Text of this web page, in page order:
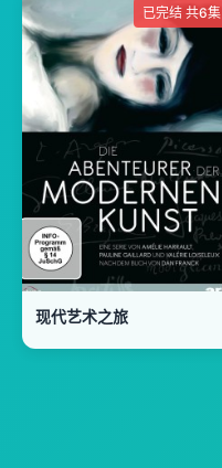
已完结 共6集
现代艺术之旅